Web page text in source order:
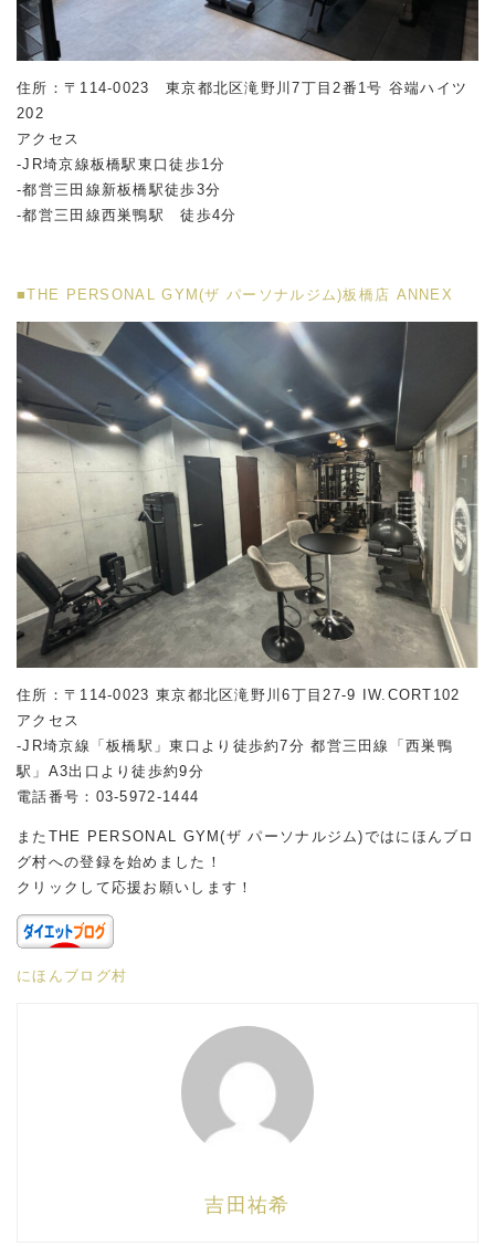
住所：〒114-0023 東京都北区滝野川7丁目2番1号 谷端ハイツ
202
アクセス
-JR埼京線板橋駅東口徒歩1分
-都営三田線新板橋駅徒歩3分
-都営三田線西巣鴨駅 徒歩4分
■THE PERSONAL GYM(ザ パーソナルジム)板橋店 ANNEX
住所：〒114-0023 東京都北区滝野川6丁目27-9 IW.CORT102
アクセス
-JR埼京線「板橋駅」東口より徒歩約7分 都営三田線「西巣鴨
駅」A3出口より徒歩約9分
電話番号：03-5972-1444
またTHE PERSONAL GYM(ザ パーソナルジム)ではにほんブロ
グ村への登録を始めました！
クリックして応援お願いします！
にほんブログ村
吉田祐希